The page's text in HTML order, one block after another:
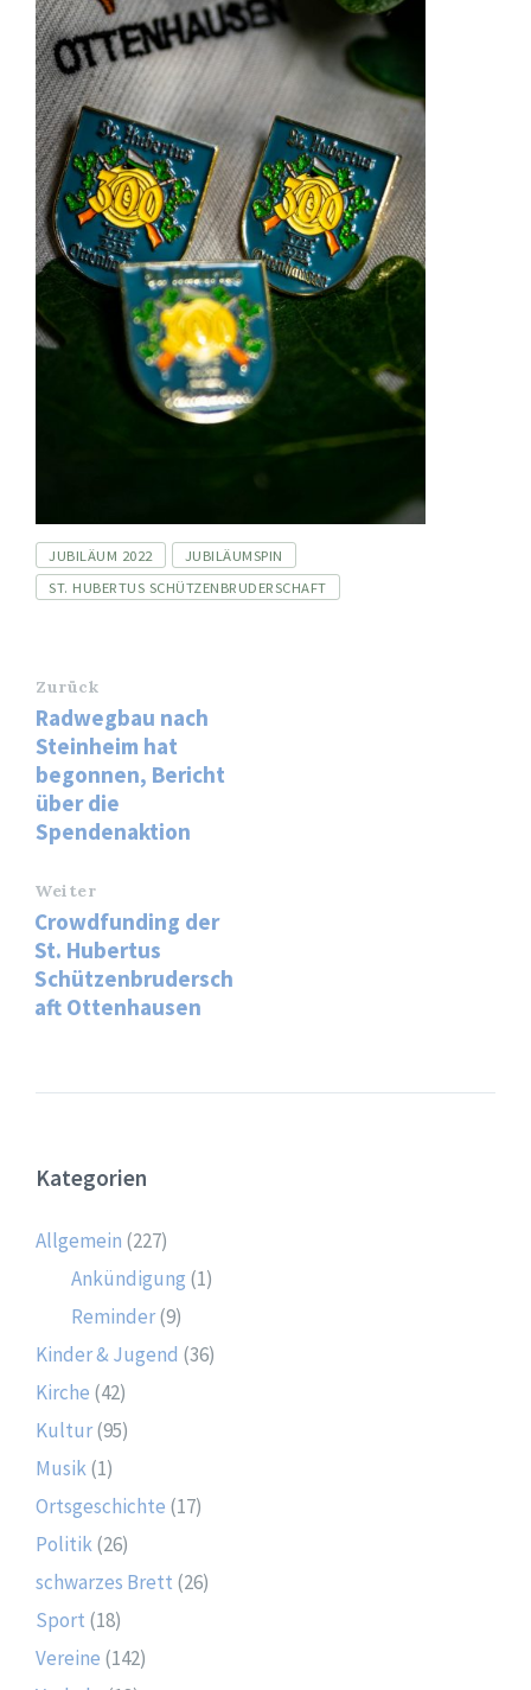
Tags
JUBILÄUM 2022
JUBILÄUMSPIN
ST. HUBERTUS SCHÜTZENBRUDERSCHAFT
Zurück
Radwegbau nach
Steinheim hat
begonnen, Bericht
über die
Spendenaktion
Weiter
Crowdfunding der
St. Hubertus
Schützenbrudersch
aft Ottenhausen
Kategorien
Allgemein (227)
Ankündigung (1)
Reminder(9)
Kinder & Jugend (36)
Kirche (42)
Kultur(95)
Musik(1)
Ortsgeschichte (17)
Politik(26)
schwarzes Brett (26)
Sport (18)
Vereine (142)